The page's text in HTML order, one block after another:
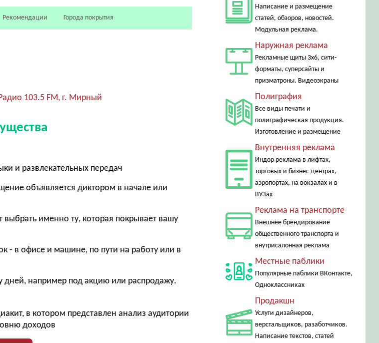
Рекомендации Города покрытия
103.5 FM, г. Мирный
и развлекательных передач
объявляется диктором в начале или
именно ту, которая покрывает вашу
- в офисе и машине, по пути на работу или в
дней, например под акцию или распродажу.
в котором представлен анализ аудитории
доходов
Написание и размещение
статей, обзоров, новостей.
Модульная реклама.
Наружная реклама
Рекламные щиты 3х6, сити-
форматы, суперсайты и
призматроны. Видеоэкраны
Полиграфия
Все виды печати и
полиграфическая продукция.
Изготовление и размещение
Внутренняя реклама
Индор реклама в лифтах,
торговых и бизнес-центрах,
аэропортах, на вокзалах и в
ВУЗах
Реклама на транспорте
Внешнее брендирование
общественного транспорта и
внутрисалонная реклама
Местные паблики
Популярные паблики ВКонтакте,
Одноклассниках
Продакшн
Услуги дизайнеров,
верстальщиков, разаботчиков.
Написание текстов, статей